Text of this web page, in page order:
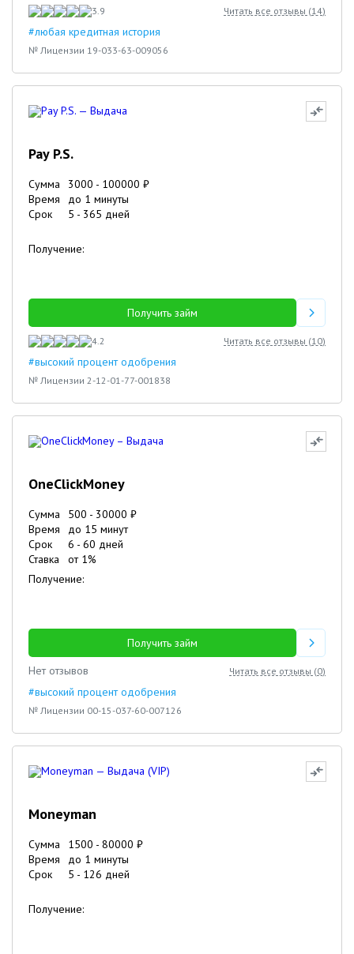
3.9 Читать все отзывы (14)
#любая кредитная история
№ Лицензии 19-033-63-009056
Pay P.S.
Сумма 3000 - 100000 ₽
Время
до 1 минуты
Срок
5 - 365 дней
Получение:
Получить займ
4.2 Читать все отзывы (10)
#высокий процент одобрения
№ Лицензии 2-12-01-77-001838
OneClickMoney
Сумма 500 - 30000 ₽
Время
до 15 минут
Срок
6 - 60 дней
Ставка
от 1%
Получение:
Получить займ
Нет отзывов
Читать все отзывы (0)
#высокий процент одобрения
№ Лицензии 00-15-037-60-007126
Moneyman
Сумма 1500 - 80000 ₽
Время
до 1 минуты
Срок
5 - 126 дней
Получение: